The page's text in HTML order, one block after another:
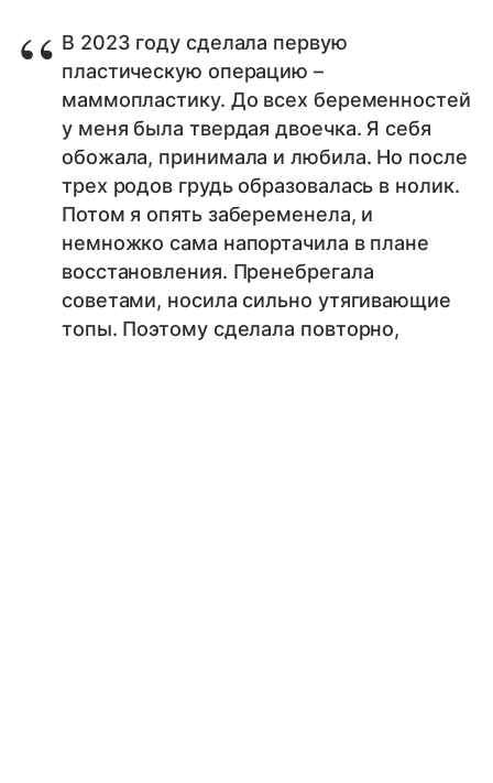
В 2023 году сделала первую
пластическую операцию –
маммопластику. До всех беременностей
у меня была твердая двоечка. Я себя
обожала, принимала и любила. Но после
трех родов грудь образовалась в нолик.
Потом я опять забеременела, и
немножко сама напортачила в плане
восстановления. Пренебрегала
советами, носила сильно утягивающие
топы. Поэтому сделала повторно,